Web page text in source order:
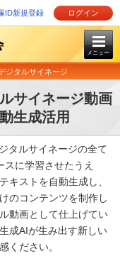
ID新規登録 ログイン
メニュー
ジタルサイネージ
サイネージ動画
生成活用
タルサイネージの全て
に学習させたうえ
キストを自動生成し、
のコンテンツを制作し
動画として仕上げてい
成AIが生み出す新しい
ください。